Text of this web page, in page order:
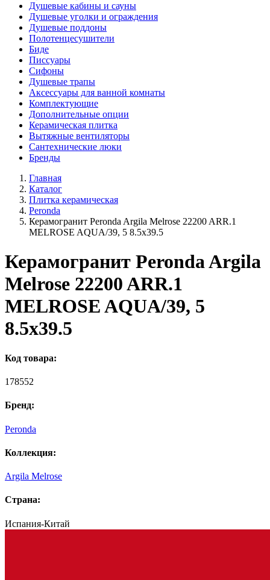
Душевые кабины и сауны
Душевые уголки и ограждения
Душевые поддоны
Полотенцесушители
Биде
Писсуары
Сифоны
Душевые трапы
Аксессуары для ванной комнаты
Комплектующие
Дополнительные опции
Керамическая плитка
Вытяжные вентиляторы
Сантехнические люки
Бренды
Главная
Каталог
Плитка керамическая
Peronda
Керамогранит Peronda Argila Melrose 22200 ARR.1
MELROSE AQUA/39, 5 8.5x39.5
Керамогранит Peronda Argila
Melrose 22200 ARR.1
MELROSE AQUA/39, 5
8.5x39.5
Код товара:
178552
Бренд:
Peronda
Коллекция:
Argila Melrose
Страна:
Испания-Китай